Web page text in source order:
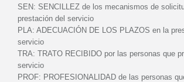
SEN: SENCILLEZ de los mecanismos de
prestación del servicio
PLA: ADECUACIÓN DE LOS PLAZOS en la
servicio
TRA: TRATO RECIBIDO por las personas que
servicio
PROF: PROFESIONALIDAD de las personas